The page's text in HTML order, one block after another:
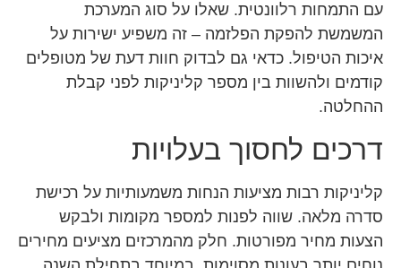
עם התמחות רלוונטית. שאלו על סוג המערכת
המשמשת להפקת הפלזמה – זה משפיע ישירות על
איכות הטיפול. כדאי גם לבדוק חוות דעת של מטופלים
קודמים ולהשוות בין מספר קליניקות לפני קבלת
ההחלטה.
דרכים לחסוך בעלויות
קליניקות רבות מציעות הנחות משמעותיות על רכישת
סדרה מלאה. שווה לפנות למספר מקומות ולבקש
הצעות מחיר מפורטות. חלק מהמרכזים מציעים מחירים